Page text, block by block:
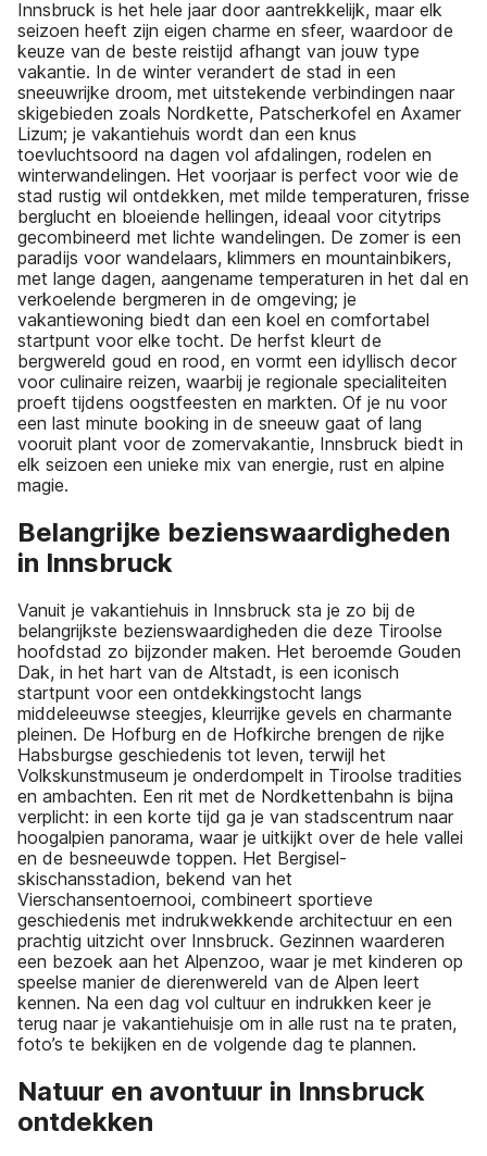
Innsbruck is het hele jaar door aantrekkelijk, maar elk
seizoen heeft zijn eigen charme en sfeer, waardoor de
keuze van de beste reistijd afhangt van jouw type
vakantie. In de winter verandert de stad in een
sneeuwrijke droom, met uitstekende verbindingen naar
skigebieden zoals Nordkette, Patscherkofel en Axamer
Lizum; je vakantiehuis wordt dan een knus
toevluchtsoord na dagen vol afdalingen, rodelen en
winterwandelingen. Het voorjaar is perfect voor wie de
stad rustig wil ontdekken, met milde temperaturen, frisse
berglucht en bloeiende hellingen, ideaal voor citytrips
gecombineerd met lichte wandelingen. De zomer is een
paradijs voor wandelaars, klimmers en mountainbikers,
met lange dagen, aangename temperaturen in het dal en
verkoelende bergmeren in de omgeving; je
vakantiewoning biedt dan een koel en comfortabel
startpunt voor elke tocht. De herfst kleurt de
bergwereld goud en rood, en vormt een idyllisch decor
voor culinaire reizen, waarbij je regionale specialiteiten
proeft tijdens oogstfeesten en markten. Of je nu voor
een last minute booking in de sneeuw gaat of lang
vooruit plant voor de zomervakantie, Innsbruck biedt in
elk seizoen een unieke mix van energie, rust en alpine
magie.
Belangrijke bezienswaardigheden
in Innsbruck
Vanuit je vakantiehuis in Innsbruck sta je zo bij de
belangrijkste bezienswaardigheden die deze Tiroolse
hoofdstad zo bijzonder maken. Het beroemde Gouden
Dak, in het hart van de Altstadt, is een iconisch
startpunt voor een ontdekkingstocht langs
middeleeuwse steegjes, kleurrijke gevels en charmante
pleinen. De Hofburg en de Hofkirche brengen de rijke
Habsburgse geschiedenis tot leven, terwijl het
Volkskunstmuseum je onderdompelt in Tiroolse tradities
en ambachten. Een rit met de Nordkettenbahn is bijna
verplicht: in een korte tijd ga je van stadscentrum naar
hoogalpien panorama, waar je uitkijkt over de hele vallei
en de besneeuwde toppen. Het Bergisel-
skischansstadion, bekend van het
Vierschansentoernooi, combineert sportieve
geschiedenis met indrukwekkende architectuur en een
prachtig uitzicht over Innsbruck. Gezinnen waarderen
een bezoek aan het Alpenzoo, waar je met kinderen op
speelse manier de dierenwereld van de Alpen leert
kennen. Na een dag vol cultuur en indrukken keer je
terug naar je vakantiehuisje om in alle rust na te praten,
foto’s te bekijken en de volgende dag te plannen.
Natuur en avontuur in Innsbruck
ontdekken